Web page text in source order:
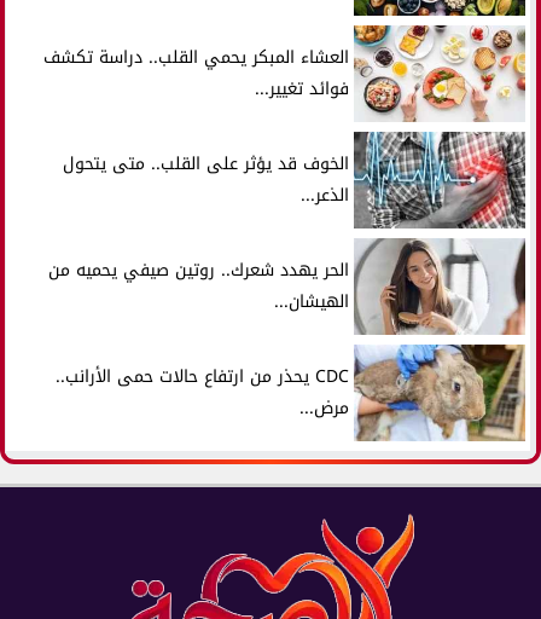
العشاء المبكر يحمي القلب.. دراسة تكشف
فوائد تغيير...
الخوف قد يؤثر على القلب.. متى يتحول
الذعر...
الحر يهدد شعرك.. روتين صيفي يحميه من
الهيشان...
CDC يحذر من ارتفاع حالات حمى الأرانب..
مرض...